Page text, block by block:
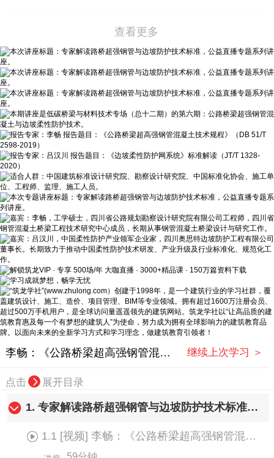
查看更多
李畅：《公路桥梁超高强钢管混凝土技术规程》解读 继续上次学习 ＞
点击 展开目录
1. 专家解读路桥超强钢管与边坡防护技术标准（回放）
1.1 [视频] 李畅：《公路桥梁超高强钢管混凝土技术规程》解读